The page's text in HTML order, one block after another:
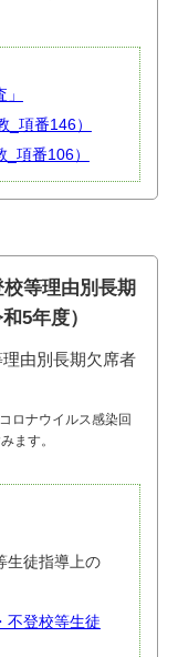
_項番146）
項番106）
等理由別長期
5年度）
ロナウイルス感染回
ます。
生徒指導上の
不登校等生徒